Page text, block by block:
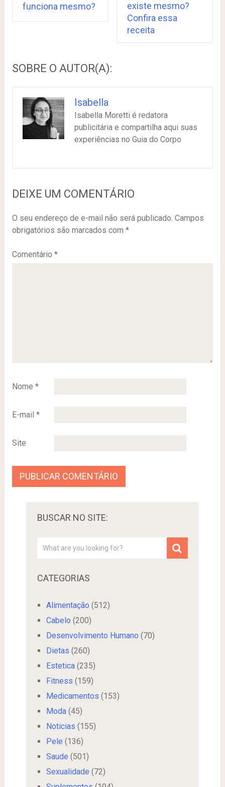
funciona mesmo?
existe mesmo?
Confira essa
receita
SOBRE O AUTOR(A):
Isabella
Isabella Moretti é redatora
publicitária e compartilha aqui suas
experiências no Guia do Corpo
DEIXE UM COMENTÁRIO
O seu endereço de e-mail não será publicado. Campos
obrigatórios são marcados com *
Comentário *
Nome *
E-mail *
Site
BUSCAR NO SITE:
CATEGORIAS
Alimentação (512)
Cabelo (200)
Desenvolvimento Humano (70)
Dietas (260)
Estetica(235)
Fitness (159)
Medicamentos (153)
Moda(45)
Noticias (155)
Pele (136)
Saude (501)
Sexualidade (72)